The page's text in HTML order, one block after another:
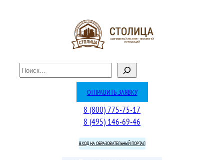
П
о
ОТПРАВИТЬ ЗАЯВКУ
8 (800) 775-75-17
8 (495) 146-69-46
ВХОД НА ОБРАЗОВАТЕЛЬНЫЙ ПОРТАЛ